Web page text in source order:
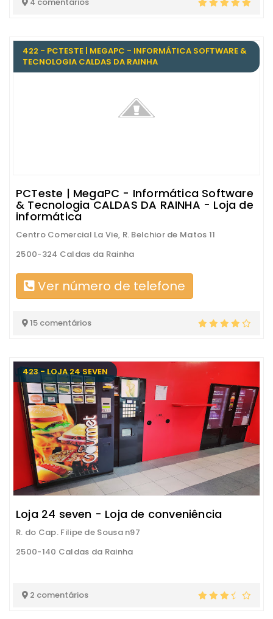
422 - PCTESTE | MEGAPC - INFORMÁTICA SOFTWARE &
TECNOLOGIA CALDAS DA RAINHA
PCTeste | MegaPC - Informática Software
& Tecnologia CALDAS DA RAINHA - Loja de
informática
Centro Comercial La Vie, R. Belchior de Matos 11
2500-324 Caldas da Rainha
Ver número de telefone
15 comentários
423 - LOJA 24 SEVEN
Loja 24 seven - Loja de conveniência
R. do Cap. Filipe de Sousa n97
2500-140 Caldas da Rainha
2 comentários